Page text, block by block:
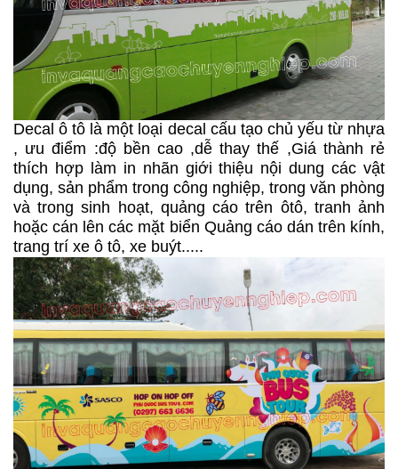
Decal ô tô là một loại decal cấu tạo chủ yếu từ nhựa
, ưu điểm :độ bền cao ,dễ thay thế ,Giá thành rẻ
thích hợp làm in nhãn giới thiệu nội dung các vật
dụng, sản phẩm trong công nghiệp, trong văn phòng
và trong sinh hoạt, quảng cáo trên ôtô, tranh ảnh
hoặc cán lên các mặt biển Quảng cáo dán trên kính,
trang trí xe ô tô, xe buýt.....